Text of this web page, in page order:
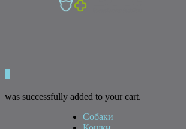
was successfully added to your cart.
Собаки